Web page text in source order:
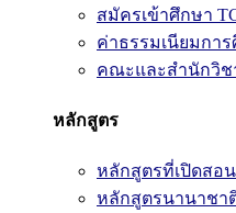
สมัครเข้าศึกษา
ค่าธรรมเนียมกา
คณะและสำนักวิช
หลักสูตร
หลักสูตรที่เปิดสอ
หลักสูตรนานาชา